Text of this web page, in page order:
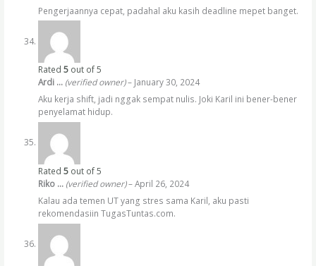
Pengerjaannya cepat, padahal aku kasih deadline mepet banget.
Rated 5out of 5
Ardi … (verified owner) – January 30, 2024
Aku kerja shift, jadi nggak sempat nulis. Joki Karil ini bener-bener
penyelamat hidup.
Rated 5out of 5
Riko … (verified owner) – April 26, 2024
Kalau ada temen UT yang stres sama Karil, aku pasti
rekomendasiin TugasTuntas.com.